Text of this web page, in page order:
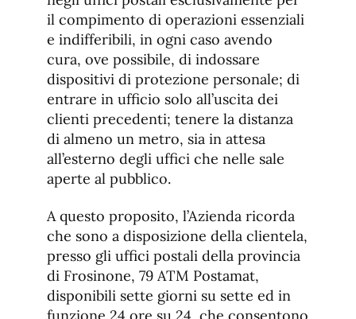
il compimento di operazioni essenziali
e indifferibili, in ogni caso avendo
cura, ove possibile, di indossare
dispositivi di protezione personale; di
entrare in ufficio solo all’uscita dei
clienti precedenti; tenere la distanza
di almeno un metro, sia in attesa
all’esterno degli uffici che nelle sale
aperte al pubblico.
A questo proposito, l’Azienda ricorda
che sono a disposizione della clientela,
presso gli uffici postali della provincia
di Frosinone, 79 ATM Postamat,
disponibili sette giorni su sette ed in